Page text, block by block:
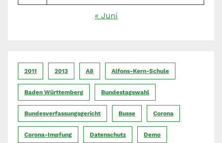
« Juni
2011 2013 A8 Alfons-Kern-Schule
Baden Württemberg Bundestagswahl
Bundesverfassungsgericht Busse Corona
Corona-Impfung Datenschutz Demo